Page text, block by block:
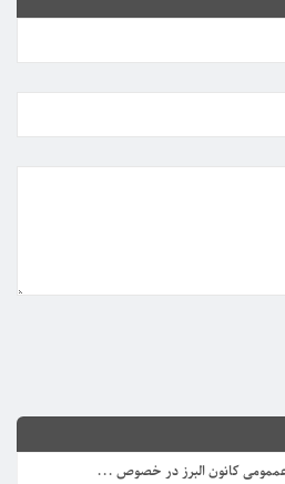
عممومی کانون البرز در خصوص ...